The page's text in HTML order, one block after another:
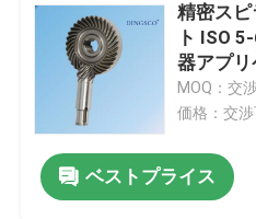
ビデオ
わたしたち に つい て
工場 ツアー
精密ス
ト ISO
器アプ
大96%の
MOQ：交
価格：交
ベストプライス